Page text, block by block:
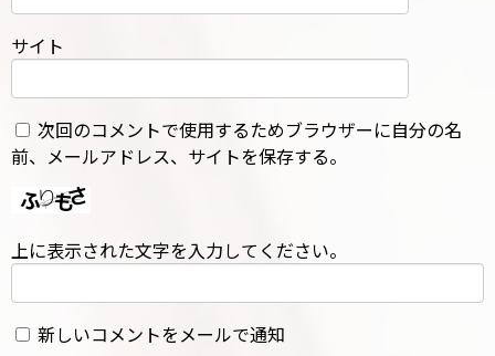
サイト
次回のコメントで使用するためブラウザーに自分の名
前、メールアドレス、サイトを保存する。
上に表示された文字を入力してください。
新しいコメントをメールで通知